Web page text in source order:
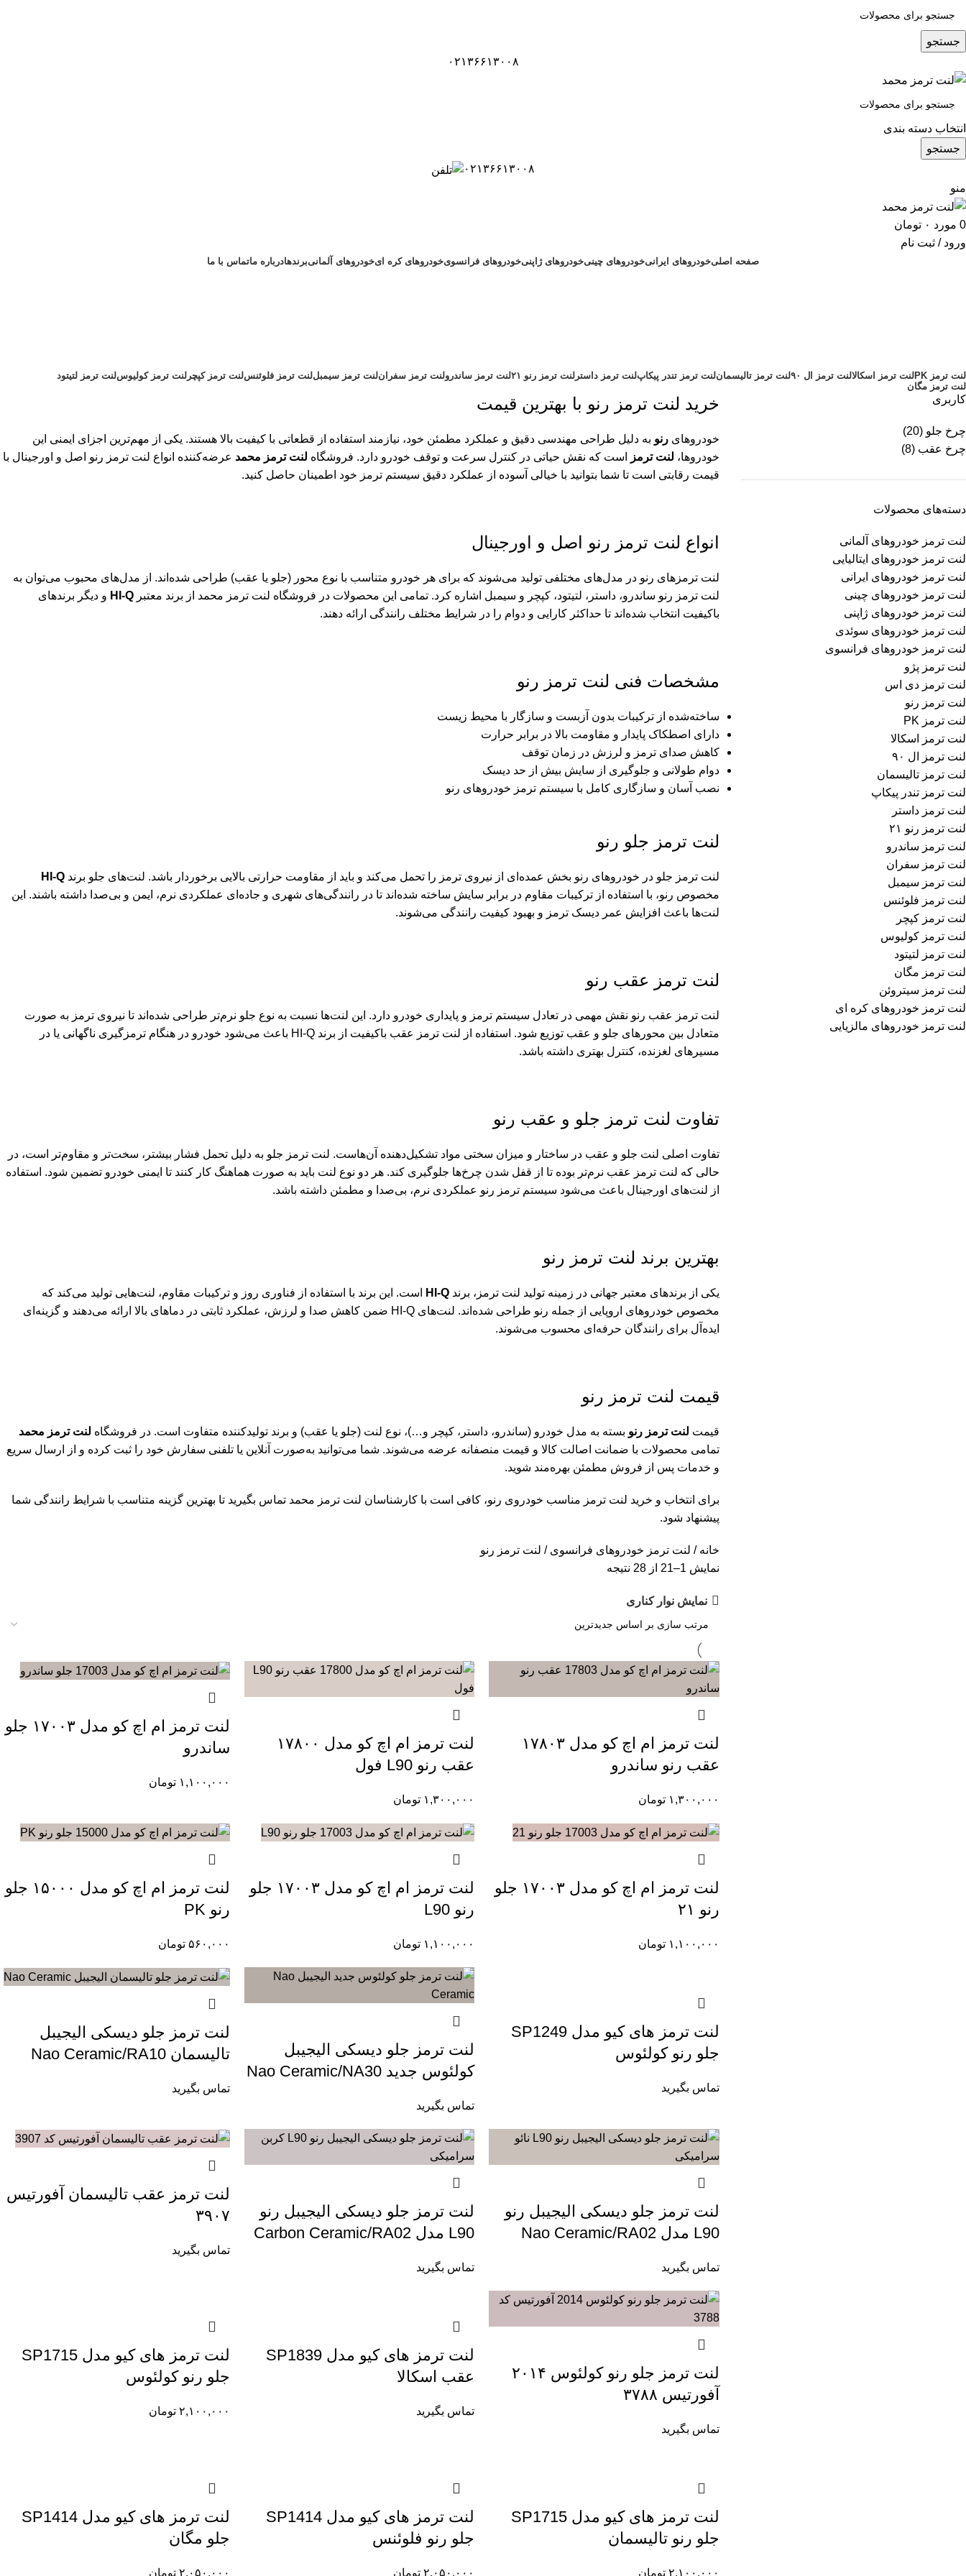
جستجو
۰۲۱۳۶۶۱۳۰۰۸
انتخاب دسته بندی
جستجو
۰۲۱۳۶۶۱۳۰۰۸
منو
0 مورد ۰ تومان
ورود / ثبت نام
صفحه اصلیخودروهای ایرانیخودروهای چینیخودروهای ژاپنیخودروهای فرانسویخودروهای کره ایخودروهای آلمانیبرندهادرباره ماتماس با ما
لنت ترمز PK لنت ترمز اسکالالنت ترمز ال ۹۰ لنت ترمز تالیسمانلنت ترمز تندر پیکاپلنت ترمز داستر لنت ترمز رنو ۲۱ لنت ترمز ساندرولنت ترمز سفرانلنت ترمز سیمبللنت ترمز فلوئنسلنت ترمز کپچر لنت ترمز کولیوسلنت ترمز لتیتود
لنت ترمز مگان
کاربری
چرخ جلو (20)
چرخ عقب (8)
دسته‌های محصولات
لنت ترمز خودروهای آلمانی
لنت ترمز خودروهای ایتالیایی
لنت ترمز خودروهای ایرانی
لنت ترمز خودروهای چینی
لنت ترمز خودروهای ژاپنی
لنت ترمز خودروهای سوئدی
لنت ترمز خودروهای فرانسوی
لنت ترمز پژو
لنت ترمز دی اس
لنت ترمز رنو
لنت ترمز PK
لنت ترمز اسکالا
لنت ترمز ال ۹۰
لنت ترمز تالیسمان
لنت ترمز تندر پیکاپ
لنت ترمز داستر
لنت ترمز رنو ۲۱
لنت ترمز ساندرو
لنت ترمز سفران
لنت ترمز سیمبل
لنت ترمز فلوئنس
لنت ترمز کپچر
لنت ترمز کولیوس
لنت ترمز لتیتود
لنت ترمز مگان
لنت ترمز سیتروئن
لنت ترمز خودروهای کره ای
لنت ترمز خودروهای مالزیایی
خرید لنت ترمز رنو با بهترین قیمت
خودروهایرنو به دلیل طراحی مهندسی دقیق و عملکرد مطمئن خود، نیازمند استفاده از قطعاتی با کیفیت بالا هستند. یکی از مهم‌ترین اجزای ایمنی این
خودروها، لنت ترمز است که نقش حیاتی در کنترل سرعت و توقف خودرو دارد. فروشگاه لنت ترمز محمد عرضه‌کننده انواع لنت ترمز رنو اصل و اورجینال با
قیمت رقابتی است تا شما بتوانید با خیالی آسوده از عملکرد دقیق سیستم ترمز خود اطمینان حاصل کنید.
انواع لنت ترمز رنو اصل و اورجینال
لنت ترمزهای رنو در مدل‌های مختلفی تولید می‌شوند که برای هر خودرو متناسب با نوع محور (جلو یا عقب) طراحی شده‌اند. از مدل‌های محبوب می‌توان به
لنت ترمز رنو ساندرو، داستر، لتیتود، کپچر و سیمبل اشاره کرد. تمامی این محصولات در فروشگاه لنت ترمز محمد از برند معتبرHI-Q و دیگر برندهای
باکیفیت انتخاب شده‌اند تا حداکثر کارایی و دوام را در شرایط مختلف رانندگی ارائه دهند.
مشخصات فنی لنت ترمز رنو
ساخته‌شده از ترکیبات بدون آزبست و سازگار با محیط زیست
دارای اصطکاک پایدار و مقاومت بالا در برابر حرارت
کاهش صدای ترمز و لرزش در زمان توقف
دوام طولانی و جلوگیری از سایش بیش از حد دیسک
نصب آسان و سازگاری کامل با سیستم ترمز خودروهای رنو
لنت ترمز جلو رنو
لنت ترمز جلو در خودروهای رنو بخش عمده‌ای از نیروی ترمز را تحمل می‌کند و باید از مقاومت حرارتی بالایی برخوردار باشد. لنت‌های جلو برندHI-Q
مخصوص رنو، با استفاده از ترکیبات مقاوم در برابر سایش ساخته شده‌اند تا در رانندگی‌های شهری و جاده‌ای عملکردی نرم، ایمن و بی‌صدا داشته باشند. این
لنت‌ها باعث افزایش عمر دیسک ترمز و بهبود کیفیت رانندگی می‌شوند.
لنت ترمز عقب رنو
لنت ترمز عقب رنو نقش مهمی در تعادل سیستم ترمز و پایداری خودرو دارد. این لنت‌ها نسبت به نوع جلو نرم‌تر طراحی شده‌اند تا نیروی ترمز به صورت
متعادل بین محورهای جلو و عقب توزیع شود. استفاده از لنت ترمز عقب باکیفیت از برند HI-Q باعث می‌شود خودرو در هنگام ترمزگیری ناگهانی یا در
مسیرهای لغزنده، کنترل بهتری داشته باشد.
تفاوت لنت ترمز جلو و عقب رنو
تفاوت اصلی لنت جلو و عقب در ساختار و میزان سختی مواد تشکیل‌دهنده آن‌هاست. لنت ترمز جلو به دلیل تحمل فشار بیشتر، سخت‌تر و مقاوم‌تر است، در
حالی که لنت ترمز عقب نرم‌تر بوده تا از قفل شدن چرخ‌ها جلوگیری کند. هر دو نوع لنت باید به صورت هماهنگ کار کنند تا ایمنی خودرو تضمین شود. استفاده
از لنت‌های اورجینال باعث می‌شود سیستم ترمز رنو عملکردی نرم، بی‌صدا و مطمئن داشته باشد.
بهترین برند لنت ترمز رنو
یکی از برندهای معتبر جهانی در زمینه تولید لنت ترمز، برندHI-Q
است. این برند با استفاده از فناوری روز و ترکیبات مقاوم، لنت‌هایی تولید می‌کند که
مخصوص خودروهای اروپایی از جمله رنو طراحی شده‌اند. لنت‌های HI-Q ضمن کاهش صدا و لرزش، عملکرد ثابتی در دماهای بالا ارائه می‌دهند و گزینه‌ای
ایده‌آل برای رانندگان حرفه‌ای محسوب می‌شوند.
قیمت لنت ترمز رنو
قیمت لنت ترمز رنو بسته به مدل خودرو (ساندرو، داستر، کپچر و…)، نوع لنت (جلو یا عقب) و برند تولیدکننده متفاوت است. در فروشگاه لنت ترمز محمد
تمامی محصولات با ضمانت اصالت کالا و قیمت منصفانه عرضه می‌شوند. شما می‌توانید به‌صورت آنلاین یا تلفنی سفارش خود را ثبت کرده و از ارسال سریع
و خدمات پس از فروش مطمئن بهره‌مند شوید.
برای انتخاب و خرید لنت ترمز مناسب خودروی رنو، کافی است با کارشناسان لنت ترمز محمد تماس بگیرید تا بهترین گزینه متناسب با شرایط رانندگی شما
پیشنهاد شود.
خانه لنت ترمز خودروهای فرانسوی لنت ترمز رنو
نمایش 1–21 از 28 نتیجه
نمایش نوار کناری
لنت ترمز ام اچ کو مدل ۱۷۸۰۳
عقب رنو ساندرو
۱,۳۰۰,۰۰۰ تومان
لنت ترمز ام اچ کو مدل ۱۷۸۰۰
عقب رنو L90 فول
۱,۳۰۰,۰۰۰ تومان
لنت ترمز ام اچ کو مدل ۱۷۰۰۳ جلو
ساندرو
۱,۱۰۰,۰۰۰ تومان
لنت ترمز ام اچ کو مدل ۱۷۰۰۳ جلو
رنو ۲۱
۱,۱۰۰,۰۰۰ تومان
لنت ترمز ام اچ کو مدل ۱۷۰۰۳ جلو
رنو L90
۱,۱۰۰,۰۰۰ تومان
لنت ترمز ام اچ کو مدل ۱۵۰۰۰ جلو
رنو PK
۵۶۰,۰۰۰ تومان
لنت ترمز های کیو مدل SP1249
جلو رنو کولئوس
تماس بگیرید
لنت ترمز جلو دیسکی الیجیبل
کولئوس جدید Nao Ceramic/NA30
تماس بگیرید
لنت ترمز جلو دیسکی الیجیبل
تالیسمان Nao Ceramic/RA10
تماس بگیرید
لنت ترمز جلو دیسکی الیجیبل رنو
L90 مدل Nao Ceramic/RA02
تماس بگیرید
لنت ترمز جلو دیسکی الیجیبل رنو
L90 مدل Carbon Ceramic/RA02
تماس بگیرید
لنت ترمز عقب تالیسمان آفورتیس
۳۹۰۷
تماس بگیرید
لنت ترمز جلو رنو کولئوس ۲۰۱۴
آفورتیس ۳۷۸۸
تماس بگیرید
لنت ترمز های کیو مدل SP1839
عقب اسکالا
تماس بگیرید
لنت ترمز های کیو مدل SP1715
جلو رنو کولئوس
۲,۱۰۰,۰۰۰ تومان
لنت ترمز های کیو مدل SP1715
جلو رنو تالیسمان
۲,۱۰۰,۰۰۰ تومان
لنت ترمز های کیو مدل SP1414
جلو رنو فلوئنس
۲,۰۵۰,۰۰۰ تومان
لنت ترمز های کیو مدل SP1414
جلو مگان
۲,۰۵۰,۰۰۰ تومان